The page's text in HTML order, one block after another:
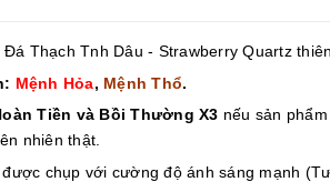
Đá Thạch Tnh Dâu - Strawberry Quartz thiên
Mệnh Hỏa, Mệnh Thổ.
Tiền và Bồi Thường X3 nếu sản
nhiên thật.
được chụp với cường độ ánh sáng mạnh